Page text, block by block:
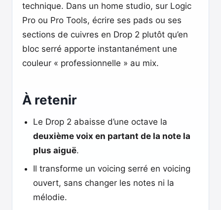
technique. Dans un home studio, sur Logic
Pro ou Pro Tools, écrire ses pads ou ses
sections de cuivres en Drop 2 plutôt qu’en
bloc serré apporte instantanément une
couleur « professionnelle » au mix.
À retenir
Le Drop 2 abaisse d’une octave la
deuxième voix en partant de la note la
plus aiguë.
Il transforme un voicing serré en voicing
ouvert, sans changer les notes ni la
mélodie.